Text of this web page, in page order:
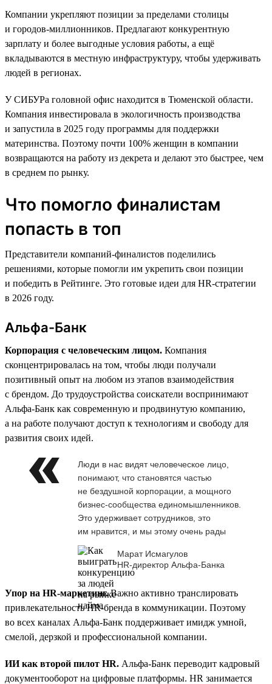
Компании укрепляют позиции за пределами столицы
и городов-миллионников. Предлагают конкурентную
зарплату и более выгодные условия работы, а ещё
вкладываются в местную инфраструктуру, чтобы удерживать
людей в регионах.
У СИБУРа головной офис находится в Тюменской области.
Компания инвестировала в экологичность производства
и запустила в 2025 году программы для поддержки
материнства. Поэтому почти 100% женщин в компании
возвращаются на работу из декрета и делают это быстрее, чем
в среднем по рынку.
Что помогло финалистам
попасть в топ
Представители компаний-финалистов поделились
решениями, которые помогли им укрепить свои позиции
и победить в Рейтинге. Это готовые идеи для HR-стратегии
в 2026 году.
Альфа-Банк
Корпорация с человеческим лицом. Компания
сконцентрировалась на том, чтобы люди получали
позитивный опыт на любом из этапов взаимодействия
с брендом. До трудоустройства соискатели воспринимают
Альфа-Банк как современную и продвинутую компанию,
а на работе получают доступ к технологиям и свободу для
развития своих идей.
Люди в нас видят человеческое лицо,
понимают, что становятся частью
не бездушной корпорации, а мощного
бизнес-сообщества единомышленников.
Это удерживает сотрудников, это
им нравится, и мы этому очень рады
Марат Исмагулов
HR-директор Альфа-Банка
Упор на HR-маркетинг.Важно активно транслировать
привлекательность HR-бренда в коммуникации. Поэтому
во всех каналах Альфа-Банк поддерживает имидж умной,
смелой, дерзкой и профессиональной компании.
ИИ как второй пилот HR. Альфа-Банк переводит кадровый
документооборот на цифровые платформы. HR занимается